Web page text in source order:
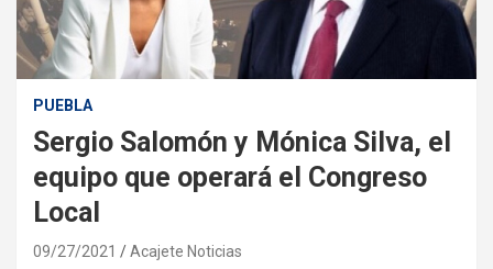
PUEBLA
Sergio Salomón y Mónica Silva, el
equipo que operará el Congreso
Local
09/27/2021 Acajete Noticias